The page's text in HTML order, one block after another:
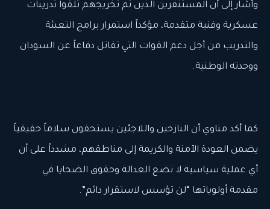
وأشار إلى أن المستنفرين الذين تم تخريجهم تلقوا تدريبات
عسكرية وفنية متقدمة، مؤكداً استمرار برامج التعبئة
والتدريب من أجل دعم القوات التي تقاتل دفاعاً عن السودان
ووحدته الوطنية.
كما أكد مناوي أن النازحين واللاجئين يستحقون سلاماً حقيقياً
يضمن العودة الآمنة والكريمة إلى مناطقهم، مشدداً على أن
أي عملية سياسية لا تضع العدالة وحقوق الضحايا في
مقدمة أولوياتها “لن تؤسس لاستقرار دائم”.